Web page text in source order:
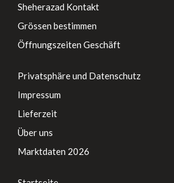
Sheherazad Kontakt
Grössen bestimmen
Öffnungszeiten Geschäft
Privatsphäre und Datenschutz
Impressum
Lieferzeit
Über uns
Marktdaten 2026